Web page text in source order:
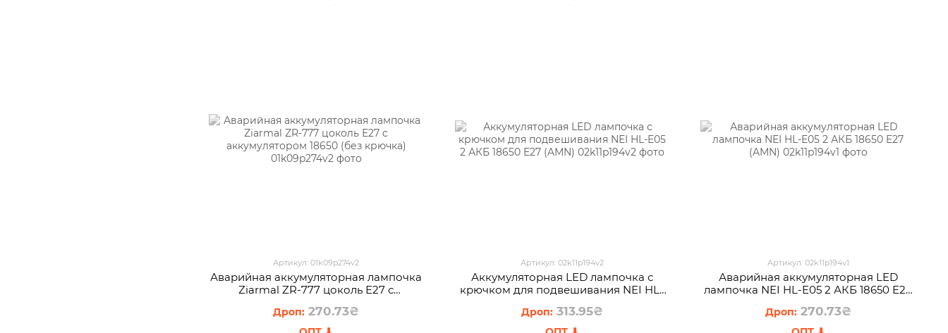
Артикул: 01k09p274v2
Аварийная аккумуляторная лампочка
Ziarmal ZR-777 цоколь Е27 с
270.73₴
Артикул: 02k11p194v2
Аккумуляторная LED лампочка с
крючком для подвешивания NEI HL-
313.95₴
Артикул: 02k11p194v1
Аварийная аккумуляторная LED
лампочка NEI HL-E05 2 АКБ 18650 E27
270.73₴